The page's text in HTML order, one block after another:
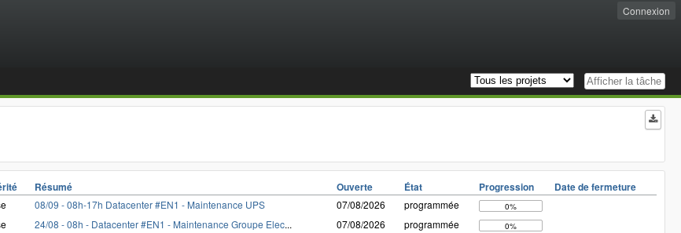
Connexion
Résumé Ouverte État Progression Date de fermeture
08/09 - 08h-17h Datacenter #EN1 - Maintenance UPS 07/08/2026 programmée 0%
24/08 - 08h - Datacenter #EN1 - Maintenance Groupe Elec... 07/08/2026 programmée 0%